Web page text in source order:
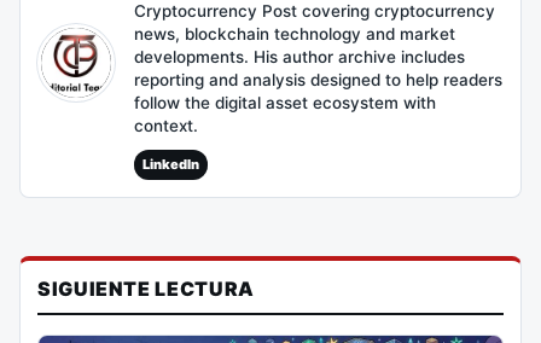
Cryptocurrency Post covering cryptocurrency
news, blockchain technology and market
developments. His author archive includes
reporting and analysis designed to help readers
follow the digital asset ecosystem with
context.
LinkedIn
SIGUIENTE LECTURA